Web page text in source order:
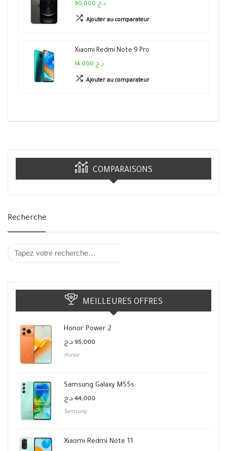
90,000 د.ج
Ajouter au comparateur
Xiaomi Redmi Note 9 Pro
14,000 د.ج
Ajouter au comparateur
COMPARAISONS
Recherche
MEILLEURES OFFRES
Honor Power 2
95,000 د.ج
Honor
Samsung Galaxy M55s
44,000 د.ج
Samsung
Xiaomi Redmi Note 11